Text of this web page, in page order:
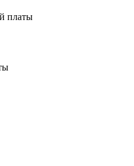
платы